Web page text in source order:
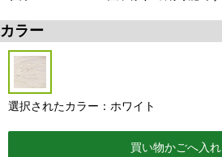
カラー
選択されたカラー：ホワイト